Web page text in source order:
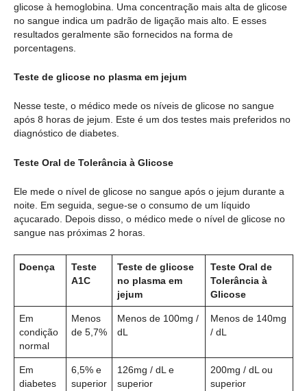
glicose à hemoglobina. Uma concentração mais alta de glicose
no sangue indica um padrão de ligação mais alto. E esses
resultados geralmente são fornecidos na forma de
porcentagens.
Teste de glicose no plasma em jejum
Nesse teste, o médico mede os níveis de glicose no sangue
após 8 horas de jejum. Este é um dos testes mais preferidos no
diagnóstico de diabetes.
Teste Oral de Tolerância à Glicose
Ele mede o nível de glicose no sangue após o jejum durante a
noite. Em seguida, segue-se o consumo de um líquido
açucarado. Depois disso, o médico mede o nível de glicose no
sangue nas próximas 2 horas.
Doença
Teste
A1C
Teste de glicose
no plasma em
jejum
Teste Oral de
Tolerância à
Glicose
Em
condição
normal
Menos
de 5,7%
Menos de 100mg /
dL
Menos de 140mg
/ dL
Em
diabetes
6,5% e
superior
126mg / dL e
superior
200mg / dL ou
superior